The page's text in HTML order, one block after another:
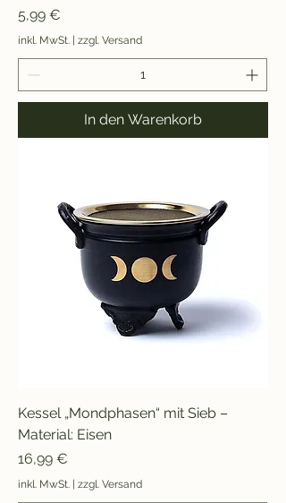
Preis
5,99 €
inkl. MwSt. | zzgl. Versand
In den Warenkorb
Kessel „Mondphasen“ mit Sieb –
Material: Eisen
Preis
16,99 €
inkl. MwSt. | zzgl. Versand